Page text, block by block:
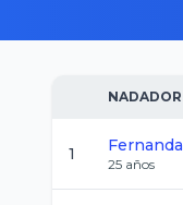
NADADOR
1 Fernanda
25 años